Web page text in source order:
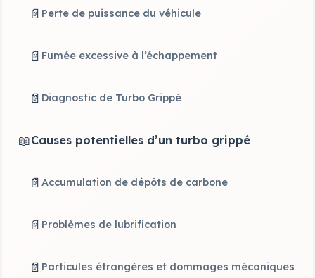
📄 Perte de puissance du véhicule
📄 Fumée excessive à l’échappement
📄 Diagnostic de Turbo Grippé
📖Causes potentielles d’un turbo grippé
📄 Accumulation de dépôts de carbone
📄 Problèmes de lubrification
📄 Particules étrangères et dommages mécaniques